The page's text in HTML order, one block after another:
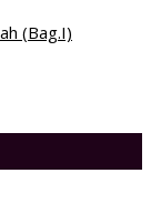
(Bag.I)